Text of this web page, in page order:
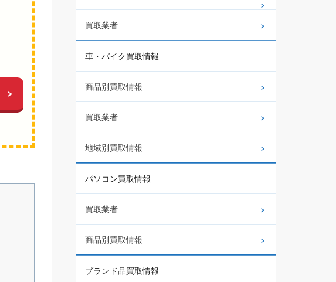
買取業者
車・バイク買取情報
商品別買取情報
買取業者
地域別買取情報
パソコン買取情報
買取業者
商品別買取情報
ブランド品買取情報